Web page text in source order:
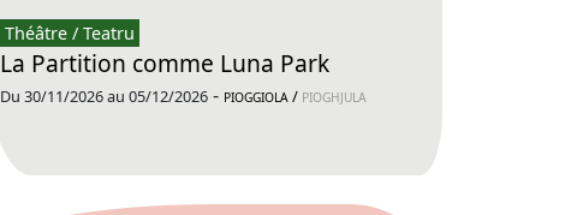
Théâtre / Teatru
La Partition comme Luna Park
Du 30/11/2026 au 05/12/2026 - PIOGGIOLA / PIOGHJULA